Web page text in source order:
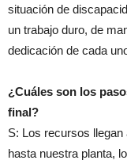
situación de
un trabajo duro, de
dedicación de cada
¿Cuáles son los
final?
S: Los recursos
hasta nuestra planta,